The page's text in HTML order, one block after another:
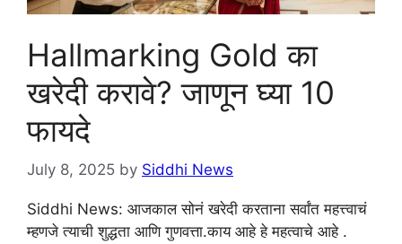
Hallmarking Gold का
खरेदी करावे? जाणून घ्या 10
फायदे
July 8, 2025 by Siddhi News
Siddhi News: आजकाल सोनं खरेदी करताना सर्वांत महत्त्वाचं
म्हणजे त्याची शुद्धता आणि गुणवत्ता.काय आहे हे महत्वाचे आहे .